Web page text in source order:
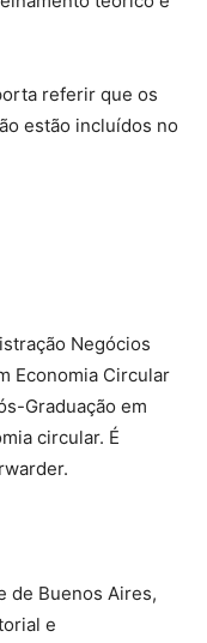
referir que os
estão incluídos no
Negócios
Economia Circular
Graduação em
circular. É
de Buenos Aires,
e